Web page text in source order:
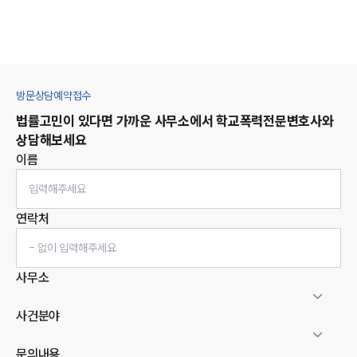
방문상담예약접수
법률고민이 있다면 가까운 사무소에서 학교폭력전문변호사와
상담해보세요
이름
연락처
사무소
사건분야